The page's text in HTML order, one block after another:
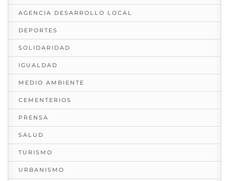
AGENCIA DESARROLLO LOCAL
DEPORTES
SOLIDARIDAD
IGUALDAD
MEDIO AMBIENTE
CEMENTERIOS
PRENSA
SALUD
TURISMO
URBANISMO